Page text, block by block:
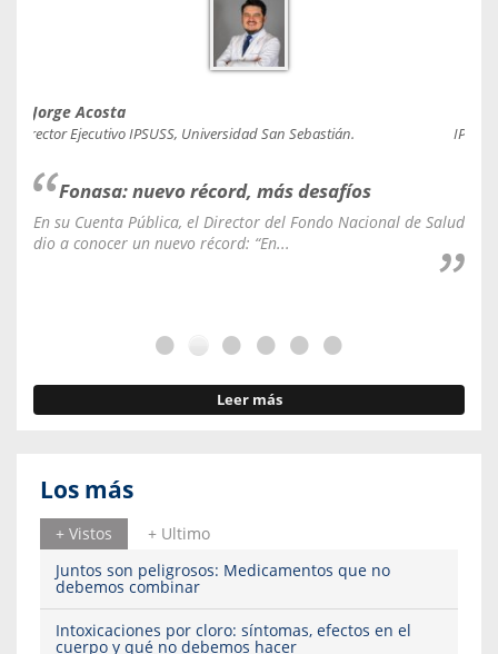
Jorge Acosta
Director Ejecutivo IPSUSS, Universidad San Sebastián.
Fonasa: nuevo récord, más desafíos
En su Cuenta Pública, el Director del Fondo Nacional de Salud
dio a conocer un nuevo récord: “En...
Leer más
Los más
+ Vistos
+ Ultimo
Juntos son peligrosos: Medicamentos que no
debemos combinar
Intoxicaciones por cloro: síntomas, efectos en el
cuerpo y qué no debemos hacer